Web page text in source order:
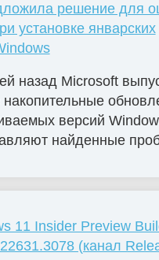
решение для
установке январских
назад Microsoft
версий
найденные
11 Insider Preview
(канал